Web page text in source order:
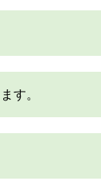
す。